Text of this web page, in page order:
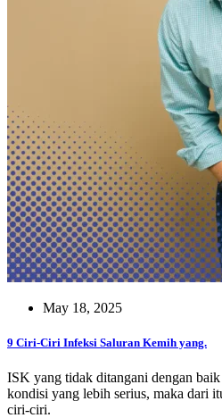
May 18, 2025
9 Ciri-Ciri Infeksi Saluran Kemih yang.
ISK yang tidak ditangani dengan
kondisi yang lebih serius, maka dari
ciri-ciri.